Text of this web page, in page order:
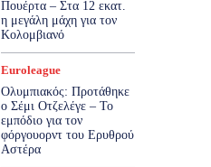
Πουέρτα – Στα 12 εκατ.
η μεγάλη μάχη για τον
Κολομβιανό
Euroleague
Ολυμπιακός: Προτάθηκε
ο Σέμι Οτζελέγε – Το
εμπόδιο για τον
φόργουορντ του Ερυθρού
Αστέρα